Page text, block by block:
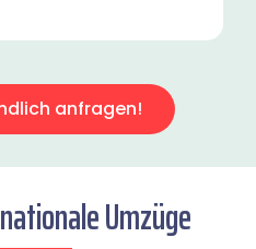
anfragen!
Umzüge